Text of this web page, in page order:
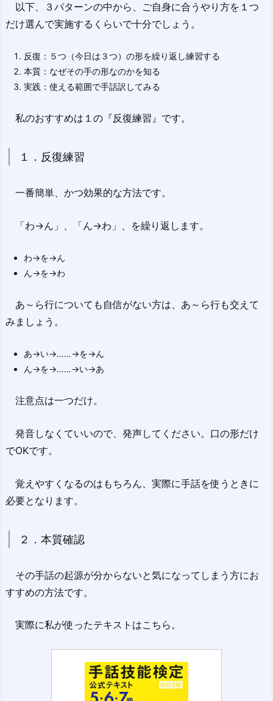
以下、３パターンの中から、ご自身に合うやり方を１つ
だけ選んで実施するくらいで十分でしょう。
反復：５つ（今日は３つ）の形を繰り返し練習する
本質：なぜその手の形なのかを知る
実践：使える範囲で手話訳してみる
私のおすすめは１の『反復練習』です。
１．反復練習
一番簡単、かつ効果的な方法です。
「わ→ん」、「ん→わ」、を繰り返します。
わ→を→ん
ん→を→わ
あ～ら行についても自信がない方は、あ～ら行も交えて
みましょう。
あ→い→……→を→ん
ん→を→……→い→あ
注意点は一つだけ。
発音しなくていいので、発声してください。口の形だけ
でOKです。
覚えやすくなるのはもちろん、実際に手話を使うときに
必要となります。
２．本質確認
その手話の起源が分からないと気になってしまう方にお
すすめの方法です。
実際に私が使ったテキストはこちら。